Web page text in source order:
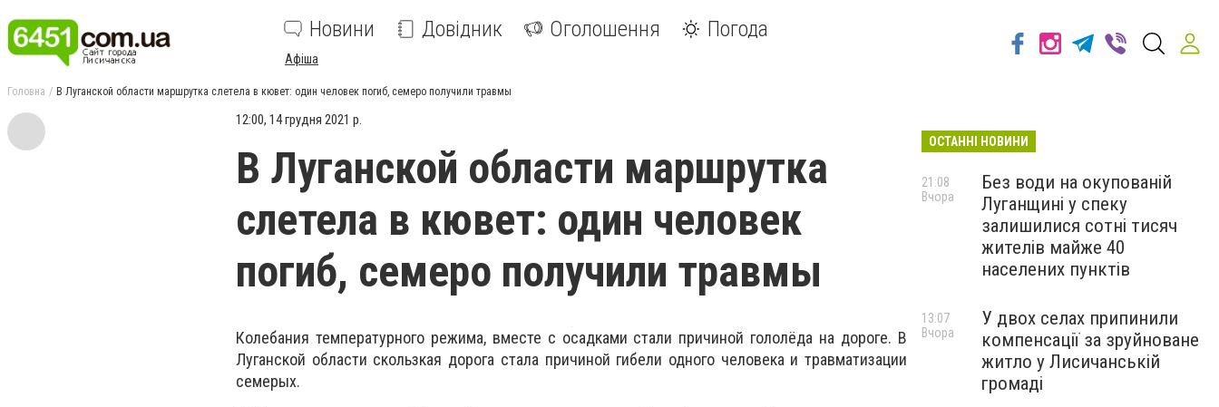
Новини Довідник Оголошення Погода
Афіша
Головна В Луганской области маршрутка слетела в кювет: один человек погиб, семеро получили травмы
12:00, 14 грудня 2021 р.
В Луганской области маршрутка
слетела в кювет: один человек
погиб, семеро получили травмы
Колебания температурного режима, вместе с осадками стали причиной гололёда на дороге. В
Луганской области скользкая дорога стала причиной гибели одного человека и травматизации
семерых.
ОСТАННІ НОВИНИ
Без води на окупованій
Луганщині у спеку
залишилися сотні тисяч
жителів майже 40
населених пунктів
21:08
Вчора
У двох селах припинили
компенсації за зруйноване
житло у Лисичанській
громаді
13:07
Вчора